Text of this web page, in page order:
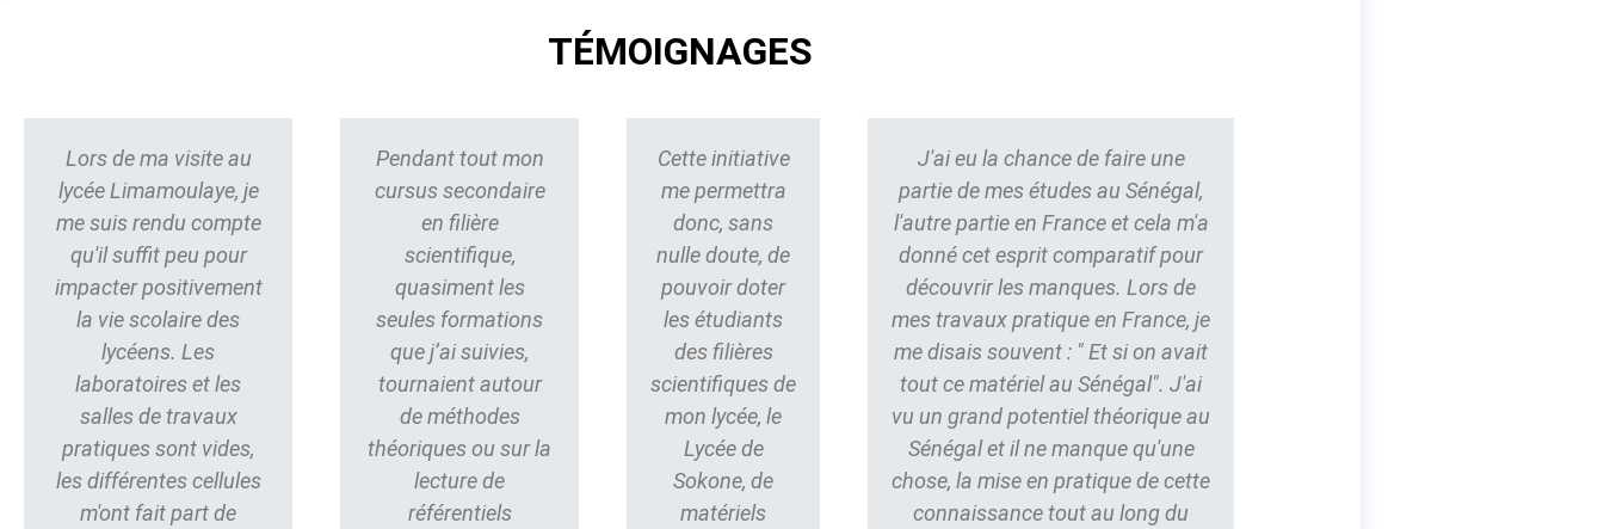
TÉMOIGNAGES
Lors de ma visite au
lycée Limamoulaye, je
me suis rendu compte
qu'il suffit peu pour
impacter positivement
la vie scolaire des
lycéens. Les
laboratoires et les
salles de travaux
pratiques sont vides,
les différentes cellules
m'ont fait part de
Pendant tout mon
cursus secondaire
en filière
scientifique,
quasiment les
seules formations
que j’ai suivies,
tournaient autour
de méthodes
théoriques ou sur la
lecture de
référentiels
Cette initiative
me permettra
donc, sans
nulle doute, de
pouvoir doter
les étudiants
des filières
scientifiques de
mon lycée, le
Lycée de
Sokone, de
matériels
J'ai eu la chance de faire une
partie de mes études au Sénégal,
l'autre partie en France et cela m'a
donné cet esprit comparatif pour
découvrir les manques. Lors de
mes travaux pratique en France, je
me disais souvent : " Et si on avait
tout ce matériel au Sénégal". J'ai
vu un grand potentiel théorique au
Sénégal et il ne manque qu'une
chose, la mise en pratique de cette
connaissance tout au long du